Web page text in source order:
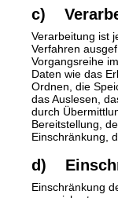
c)
Verarbeitung ist
Verfahren
Vorgangsreihe
Daten wie das
Ordnen, die
das Auslesen,
durch
Bereitstellung,
Einschränkung,
d)
Einschränkung